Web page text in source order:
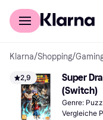
Für Shopper
Klarna/Shopping/
2,9
Super
(Switch)
Genre:
Vergleiche